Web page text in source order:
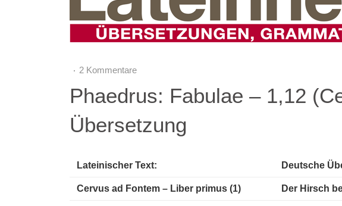
2 Kommentare
Phaedrus: Fabulae – 1,12
Übersetzung
Lateinischer Text: Deutsche
Cervus ad Fontem – Liber primus (1) Der Hirsch